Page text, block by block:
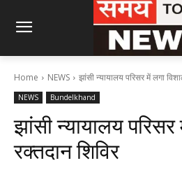
Home NEWS झांसी न्यायालय परिसर में लगा
NEWS Bundelkhand
झांसी न्यायालय
रक्तदान शिविर